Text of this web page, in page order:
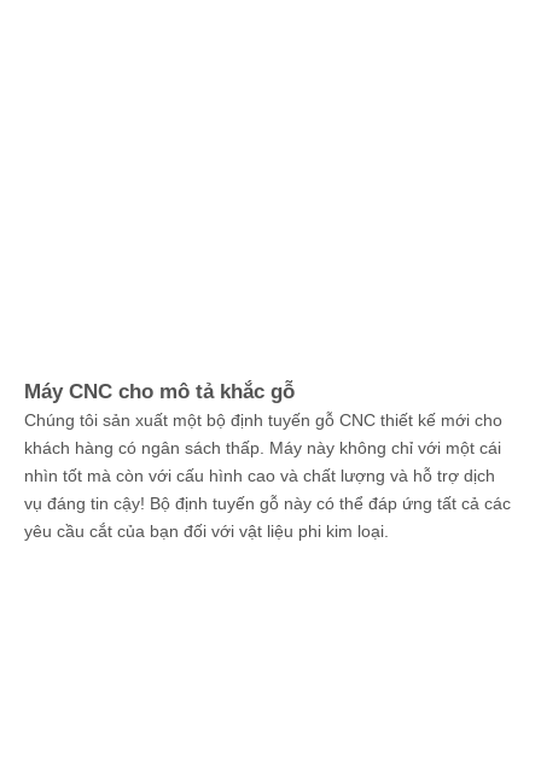
Máy CNC cho mô tả khắc gỗ
Chúng tôi sản xuất một bộ định tuyến gỗ CNC thiết kế mới cho
khách hàng có ngân sách thấp. Máy này không chỉ với một cái
nhìn tốt mà còn với cấu hình cao và chất lượng và hỗ trợ dịch
vụ đáng tin cậy! Bộ định tuyến gỗ này có thể đáp ứng tất cả các
yêu cầu cắt của bạn đối với vật liệu phi kim loại.